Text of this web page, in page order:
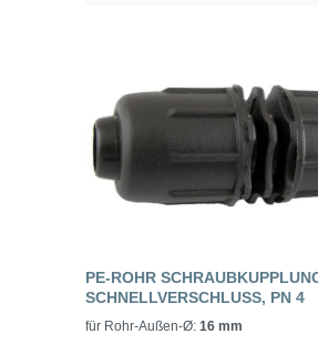
PE-ROHR
SCHNELLVERSCHLUSS, PN 4
für Rohr-Außen-Ø: 16 mm